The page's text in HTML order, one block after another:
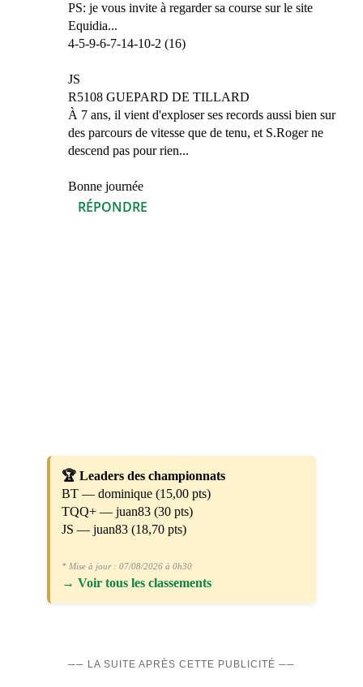
PS: je vous invite à regarder sa course sur le site
Equidia...
4-5-9-6-7-14-10-2 (16)
JS
R5108 GUEPARD DE TILLARD
À 7 ans, il vient d'exploser ses records aussi bien sur
des parcours de vitesse que de tenu, et S.Roger ne
descend pas pour rien...
Bonne journée
RÉPONDRE
🏆 Leaders des championnats
BT — dominique (15,00 pts)
TQQ+ — juan83 (30 pts)
JS — juan83 (18,70 pts)
* Mise à jour : 07/08/2026 à 0h30
→ Voir tous les classements
── LA SUITE APRÈS CETTE PUBLICITÉ ──